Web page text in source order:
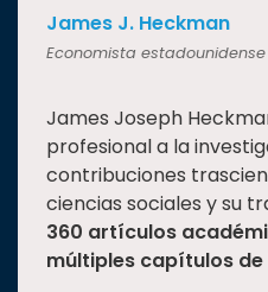
James J. Heckman
Economista
James Joseph
profesional a la
contribuciones
ciencias sociales y su
360 artículos
múltiples capítulos